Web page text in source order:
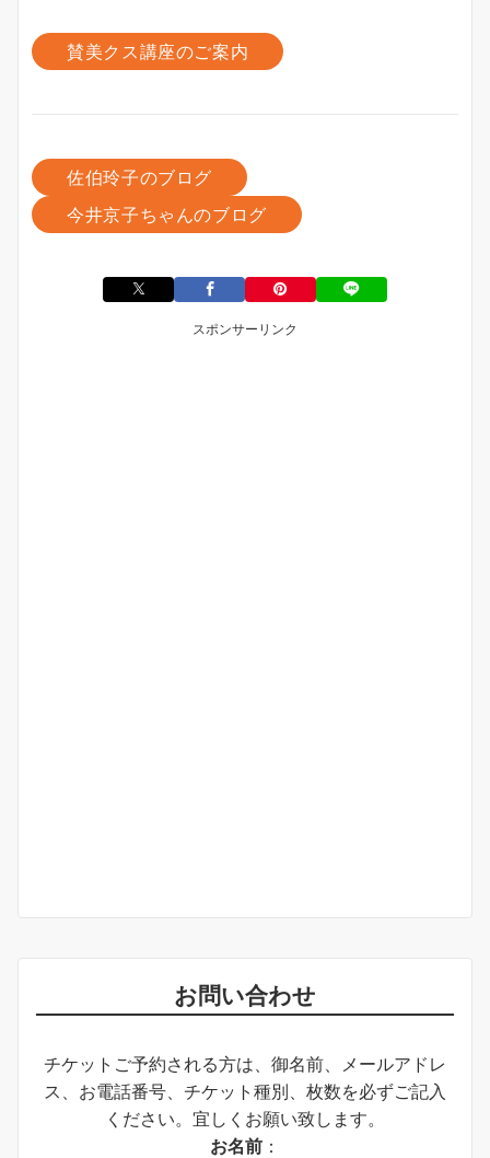
賛美クス講座のご案内
佐伯玲子のブログ
今井京子ちゃんのブログ
スポンサーリンク
お問い合わせ
チケットご予約される方は、御名前、メールアドレ
ス、お電話番号、チケット種別、枚数を必ずご記入
ください。宜しくお願い致します。
お名前 ：